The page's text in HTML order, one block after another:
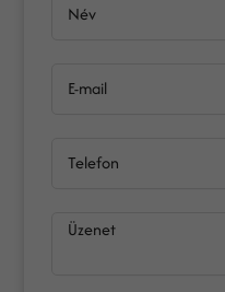
Név
E-mail
Telefon
Üzenet